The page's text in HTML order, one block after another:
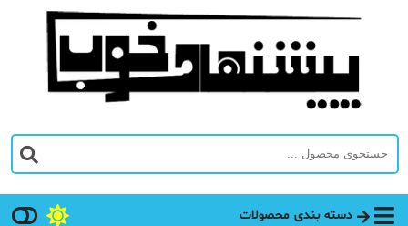
دسته بندی محصولات